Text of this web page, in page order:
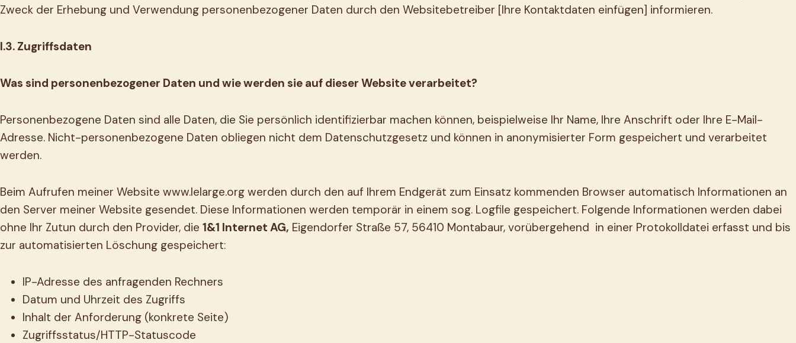
Zweck der Erhebung und Verwendung personenbezogener Daten durch den Websitebetreiber [Ihre Kontaktdaten einfügen] informieren.
I.3. Zugriffsdaten
Was sind personenbezogener Daten und wie werden sie auf dieser Website verarbeitet?
Personenbezogene Daten sind alle Daten, die Sie persönlich identifizierbar machen können, beispielweise Ihr Name, Ihre Anschrift oder Ihre E-Mail-
Adresse. Nicht-personenbezogene Daten obliegen nicht dem Datenschutzgesetz und können in anonymisierter Form gespeichert und verarbeitet
werden.
Beim Aufrufen meiner Website www.lelarge.org werden durch den auf Ihrem Endgerät zum Einsatz kommenden Browser automatisch Informationen an
den Server meiner Website gesendet. Diese Informationen werden temporär in einem sog. Logfile gespeichert. Folgende Informationen werden dabei
ohne Ihr Zutun durch den Provider, die 1&1 Internet AG, Eigendorfer Straße 57, 56410 Montabaur, vorübergehend in einer Protokolldatei erfasst und bis
zur automatisierten Löschung gespeichert:
IP-Adresse des anfragenden Rechners
Datum und Uhrzeit des Zugriffs
Inhalt der Anforderung (konkrete Seite)
Zugriffsstatus/HTTP-Statuscode